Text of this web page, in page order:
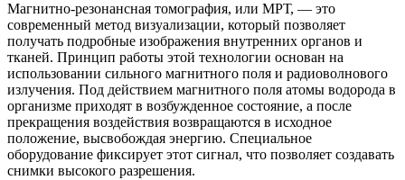
Магнитно-резонансная томография, или МРТ, — это
современный метод визуализации, который позволяет
получать подробные изображения внутренних органов и
тканей. Принцип работы этой технологии основан на
использовании сильного магнитного поля и радиоволнового
излучения. Под действием магнитного поля атомы водорода в
организме приходят в возбужденное состояние, а после
прекращения воздействия возвращаются в исходное
положение, высвобождая энергию. Специальное
оборудование фиксирует этот сигнал, что позволяет создавать
снимки высокого разрешения.